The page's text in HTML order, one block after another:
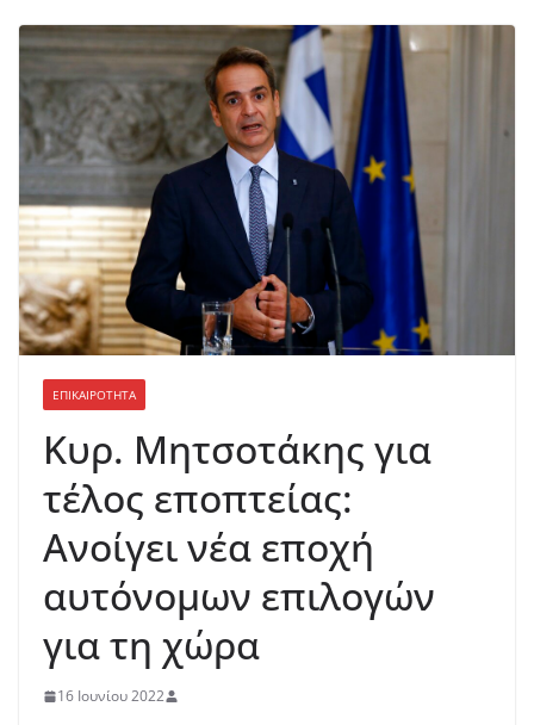
ΕΠΙΚΑΙΡΟΤΗΤΑ
Κυρ. Μητσοτάκης για
τέλος εποπτείας:
Ανοίγει νέα εποχή
αυτόνομων επιλογών
για τη χώρα
16 Ιουνίου 2022